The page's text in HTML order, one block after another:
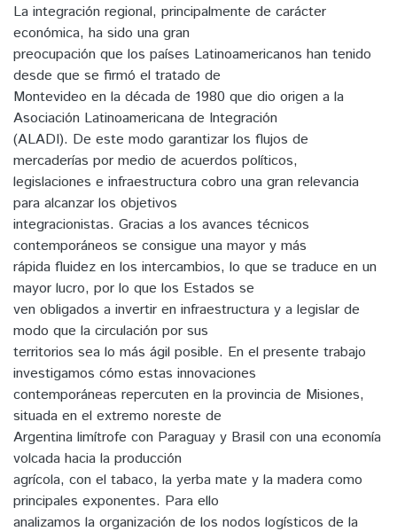
La integración regional, principalmente de carácter
económica, ha sido una gran
preocupación que los países Latinoamericanos han tenido
desde que se firmó el tratado de
Montevideo en la década de 1980 que dio origen a la
Asociación Latinoamericana de Integración
(ALADI). De este modo garantizar los flujos de
mercaderías por medio de acuerdos políticos,
legislaciones e infraestructura cobro una gran relevancia
para alcanzar los objetivos
integracionistas. Gracias a los avances técnicos
contemporáneos se consigue una mayor y más
rápida fluidez en los intercambios, lo que se traduce en un
mayor lucro, por lo que los Estados se
ven obligados a invertir en infraestructura y a legislar de
modo que la circulación por sus
territorios sea lo más ágil posible. En el presente trabajo
investigamos cómo estas innovaciones
contemporáneas repercuten en la provincia de Misiones,
situada en el extremo noreste de
Argentina limítrofe con Paraguay y Brasil con una economía
volcada hacia la producción
agrícola, con el tabaco, la yerba mate y la madera como
principales exponentes. Para ello
analizamos la organización de los nodos logísticos de la